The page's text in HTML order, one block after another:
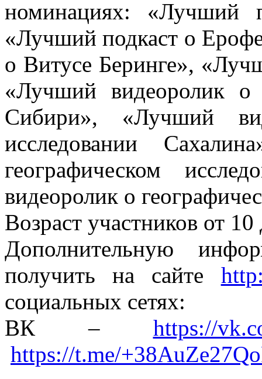
номинациях: «Лучший
«Лучший подкаст о
о Витусе Беринге»,
«Лучший видеоролик о
Сибири», «Лучший
исследовании
географическом
видеоролик о
Возраст участников от 10
Дополнительную
получить на сайте
социальных сетях:
ВК – https://
https://t.me/